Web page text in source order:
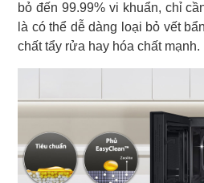
bỏ đến 99.99% vi khuẩn, chỉ
là có thể dễ dàng loại bỏ vết
chất tẩy rửa hay hóa chất mạnh.